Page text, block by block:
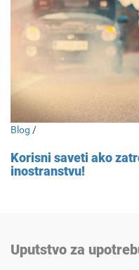
Blog /
Korisni saveti ako
inostranstvu!
Uputstvo za